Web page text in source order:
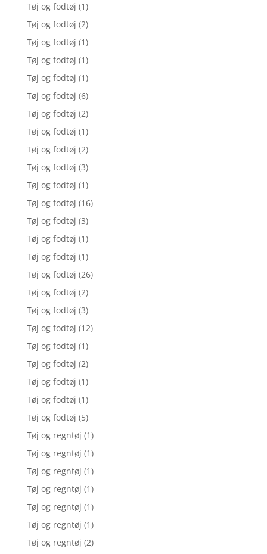
Tøj og fodtøj (1)
Tøj og fodtøj (2)
Tøj og fodtøj (1)
Tøj og fodtøj (1)
Tøj og fodtøj (1)
Tøj og fodtøj (6)
Tøj og fodtøj (2)
Tøj og fodtøj (1)
Tøj og fodtøj (2)
Tøj og fodtøj (3)
Tøj og fodtøj (1)
Tøj og fodtøj (16)
Tøj og fodtøj (3)
Tøj og fodtøj (1)
Tøj og fodtøj (1)
Tøj og fodtøj (26)
Tøj og fodtøj (2)
Tøj og fodtøj (3)
Tøj og fodtøj (12)
Tøj og fodtøj (1)
Tøj og fodtøj (2)
Tøj og fodtøj (1)
Tøj og fodtøj (1)
Tøj og fodtøj (5)
Tøj og regntøj (1)
Tøj og regntøj (1)
Tøj og regntøj (1)
Tøj og regntøj (1)
Tøj og regntøj (1)
Tøj og regntøj (1)
Tøj og regntøj (2)